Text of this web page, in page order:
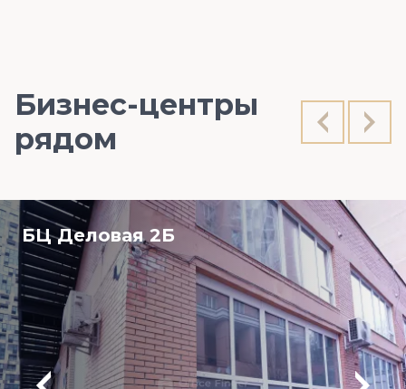
Бизнес-центры
рядом
БЦ Деловая 2Б